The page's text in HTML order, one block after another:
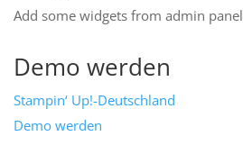
Add some widgets from admin panel
Demo werden
Stampin‘ Up!-Deutschland
Demo werden